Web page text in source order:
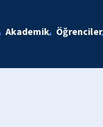
Akademik Öğrenciler